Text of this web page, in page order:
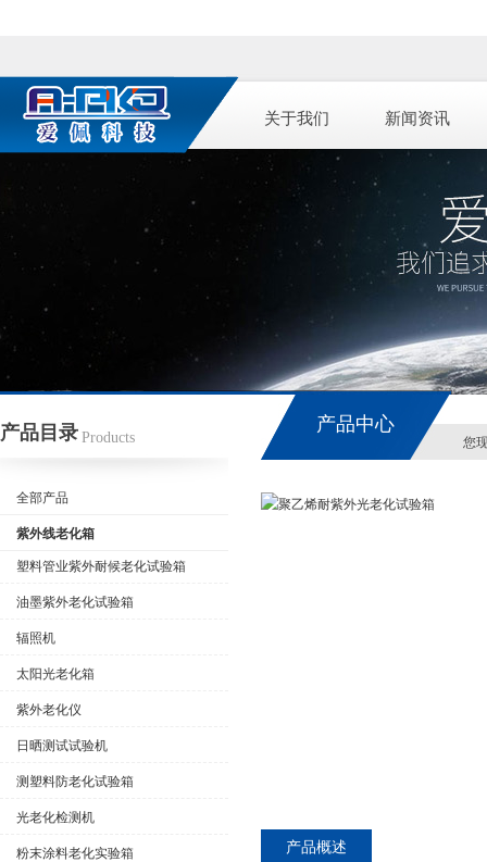
关于我们 新闻资讯
产品目录 Products
全部产品
紫外线老化箱
塑料管业紫外耐候老化试验箱
油墨紫外老化试验箱
辐照机
太阳光老化箱
紫外老化仪
日晒测试试验机
测塑料防老化试验箱
光老化检测机
粉末涂料老化实验箱
产品中心
您
产品概述